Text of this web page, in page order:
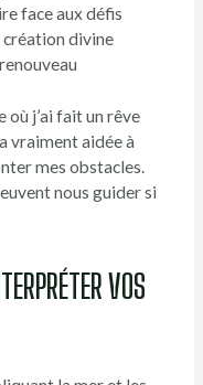
face aux défis
création divine
où j’ai fait un rêve
vraiment aidée à
mes obstacles.
nous guider si
VOS